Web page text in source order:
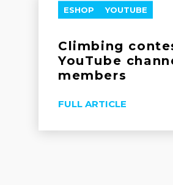
ESHOP YOUTUBE
Climbing
YouTube
members
FULL ARTICLE